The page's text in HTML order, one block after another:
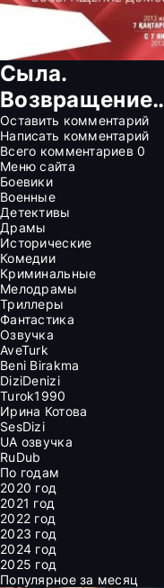
Сыла.
Возвращение
домой
Оставить комментарий
Написать комментарий
Всего комментариев0
Меню сайта
Боевики
Военные
Детективы
Драмы
Исторические
Комедии
Криминальные
Мелодрамы
Триллеры
Фантастика
Озвучка
AveTurk
Beni Birakma
DiziDenizi
Turok1990
Ирина Котова
SesDizi
UA озвучка
RuDub
По годам
2020 год
2021 год
2022 год
2023 год
2024 год
2025 год
Популярное за месяц